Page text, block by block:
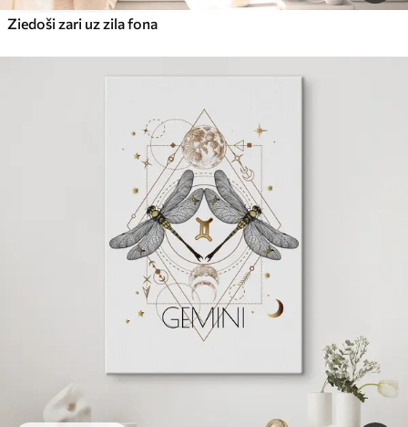
Ziedoši zari uz zila fona